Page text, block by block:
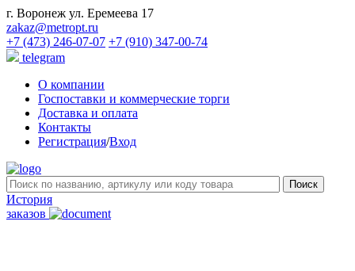
г. Воронеж ул. Еремеева 17
zakaz@metropt.ru
+7 (473) 246-07-07 +7 (910) 347-00-74
telegram
О компании
Госпоставки и коммерческие торги
Доставка и оплата
Контакты
Регистрация/Вход
История
заказов